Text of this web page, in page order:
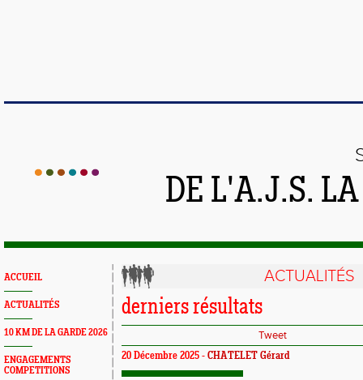
DE L'A.J.S.
ACCUEIL
ACTUALITÉS
10 KM DE LA GARDE 2026
ENGAGEMENTS
COMPETITIONS
ACTUALITÉS
derniers résultats
Tweet
20 Décembre 2025 - CHATELET Gérard